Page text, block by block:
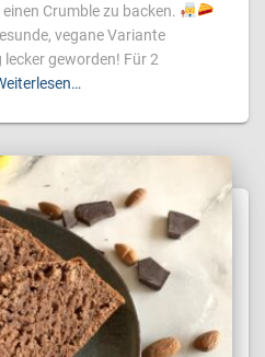
Crumble zu backen.
vegane Variante
geworden! Für 2